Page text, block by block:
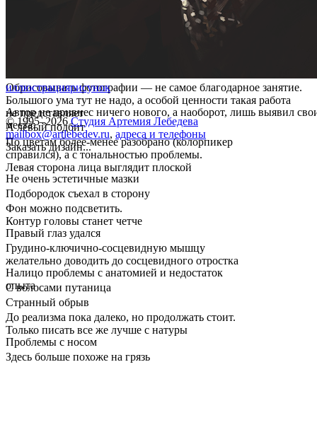
Обрисовывать фотографии — не самое благодарное занятие.
Большого ума тут не надо, а особой ценности такая работа
не представляет
Автор не привнес ничего нового, а наоборот, лишь выявил
места:
А левый подбит
По цветам более-менее разобрано (колорпикер
справился), а с тональностью проблемы.
Левая сторона лица выглядит плоской
Не очень эстетичные мазки
Подбородок съехал в сторону
Фон можно подсветить.
Контур головы станет четче
Правый глаз удался
Грудино-ключично-сосцевидную мышцу
желательно доводить до сосцевидного отростка
Налицо проблемы с анатомией и недостаток
опыта
С волосами путаница
Странный обрыв
До реализма пока далеко, но продолжать стоит.
Только писать все же лучше с натуры
Проблемы с носом
Здесь больше похоже на грязь
иллюстрациярисунок
© 1995–2026 Студия Артемия Лебедева
mailbox@artlebedev.ru, адреса и телефоны
Заказать дизайн...